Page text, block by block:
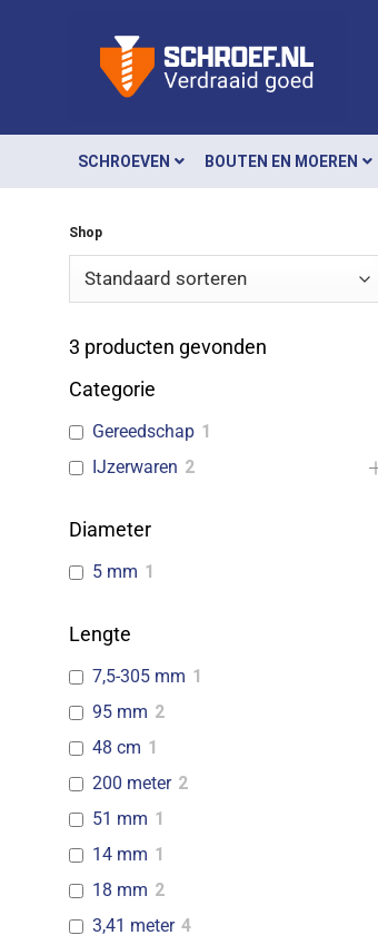
SCHROEVEN BOUTEN EN MOEREN
Shop
3 producten gevonden
Categorie
Gereedschap 1
IJzerwaren 2
Diameter
5 mm 1
Lengte
7,5-305 mm 1
95 mm 2
48 cm 1
200 meter 2
51 mm 1
14 mm 1
18 mm 2
3,41 meter 4